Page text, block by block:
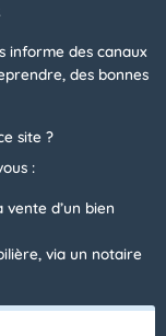
informe des canaux
des bonnes
site ?
:
d’un bien
via un notaire